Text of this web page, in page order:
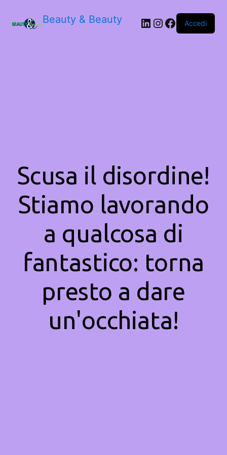
Beauty & Beauty LinkedIn
Instagram
Facebook
Accedi
Scusa il disordine!
Stiamo lavorando
a qualcosa di
fantastico: torna
presto a dare
un'occhiata!